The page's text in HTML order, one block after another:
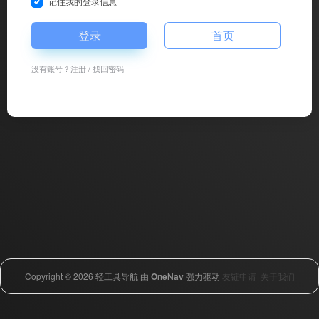
登录 首页
没有账号？注册/找回密码
Copyright © 2026 轻工具导航 由 OneNav强力驱动 友链申请 关于我们